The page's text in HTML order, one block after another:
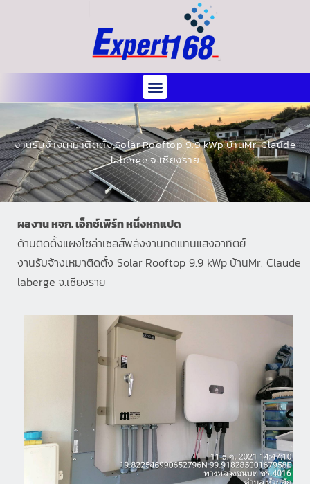
งานรับจ้างเหมาติดตั้ง Solar Rooftop 9.9 kWp บ้านMr. Claude
laberge จ.เชียงราย
ผลงาน หจก. เอ็กซ์เพิร์ท หนึ่งหกแปด
ด้านติดตั้งแผงโซล่าเซลส์พลังงานทดแทนแสงอาทิตย์
งานรับจ้างเหมาติดตั้ง Solar Rooftop 9.9 kWp บ้านMr. Claude
laberge จ.เชียงราย